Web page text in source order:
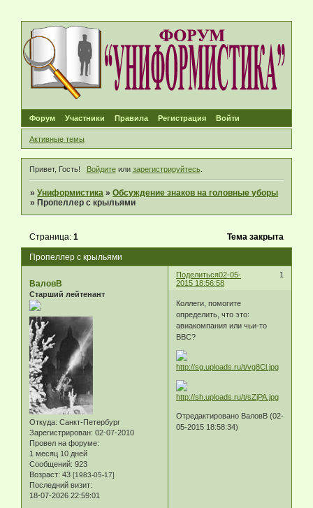
Форум Участники Правила Регистрация Войти
Активные темы
Привет, Гость! Войдитеили зарегистрируйтесь.
»Униформистика »Обсуждение знаков на головные уборы
» Пропеллер с крыльями
Пропеллер с крыльями
Страница:1 Тема закрыта
Поделиться 1
02-05-
2015 18:56:58
ВаловВ
Старший лейтенант
Откуда: Санкт-Петербург
Зарегистрирован: 02-07-2010
Провел на форуме:
1 месяц 10 дней
Сообщений: 923
Возраст: 43 [1983-05-17]
Последний визит:
18-07-2026 22:59:01
Коллеги, помогите
определить, что это:
авиакомпания или чьи-то
ВВС?
Отредактировано ВаловВ (02-
05-2015 18:58:34)